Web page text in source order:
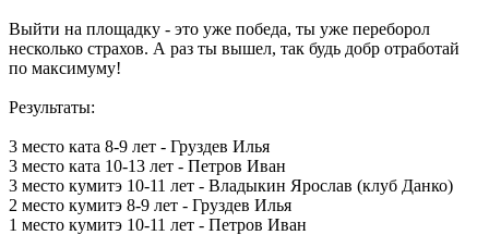
Выйти на площадку - это уже победа, ты уже переборол
несколько страхов. А раз ты вышел, так будь добр отработай
по максимуму!
Результаты:
3 место ката 8-9 лет - Груздев Илья
3 место ката 10-13 лет - Петров Иван
3 место кумитэ 10-11 лет - Владыкин Ярослав (клуб Данко)
2 место кумитэ 8-9 лет - Груздев Илья
1 место кумитэ 10-11 лет - Петров Иван